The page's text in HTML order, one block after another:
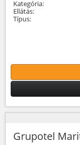
Kategória:
Ellátás:
Típus:
Grupotel